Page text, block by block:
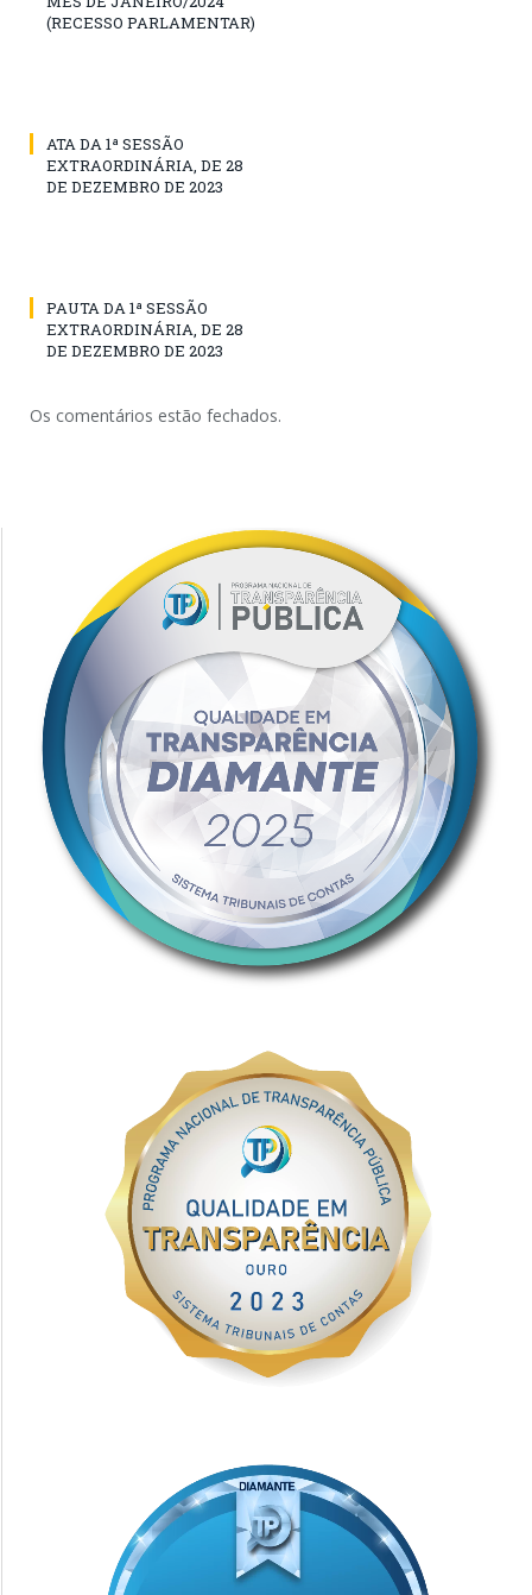
(RECESSO PARLAMENTAR)
ATA DA 1ª SESSÃO
EXTRAORDINÁRIA, DE 28
DE DEZEMBRO DE 2023
PAUTA DA 1ª SESSÃO
EXTRAORDINÁRIA, DE 28
DE DEZEMBRO DE 2023
Os comentários estão fechados.